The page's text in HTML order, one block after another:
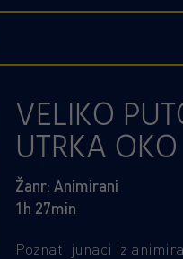
VELIKO
UTRKA
Žanr: Animirani
1h 27min
Poznati junaci iz